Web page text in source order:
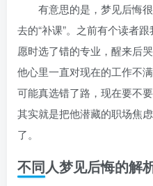
有意思的是，梦见后悔
去的“补课”。之前有个读者
愿时选了错的专业，醒来后
他心里一直对现在的工作不
可能真选错了路，现在要不
其实就是把他潜藏的职场焦
了。
不同人梦见后悔的解